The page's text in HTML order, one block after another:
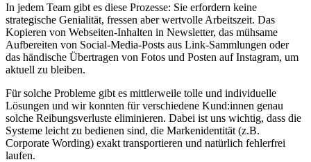
In jedem Team gibt es diese Prozesse: Sie erfordern keine
strategische Genialität, fressen aber wertvolle Arbeitszeit. Das
Kopieren von Webseiten-Inhalten in Newsletter, das mühsame
Aufbereiten von Social-Media-Posts aus Link-Sammlungen oder
das händische Übertragen von Fotos und Posten auf Instagram, um
aktuell zu bleiben.
Für solche Probleme gibt es mittlerweile tolle und individuelle
Lösungen und wir konnten für verschiedene Kund:innen genau
solche Reibungsverluste eliminieren. Dabei ist uns wichtig, dass die
Systeme leicht zu bedienen sind, die Markenidentität (z.B.
Corporate Wording) exakt transportieren und natürlich fehlerfrei
laufen.